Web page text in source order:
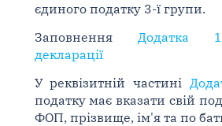
єдиного податку 3-ї групи.
Заповнення Додатка
декларації
У реквізитній частині
податку має вказати свій
ФОП, прізвище, ім'я та по